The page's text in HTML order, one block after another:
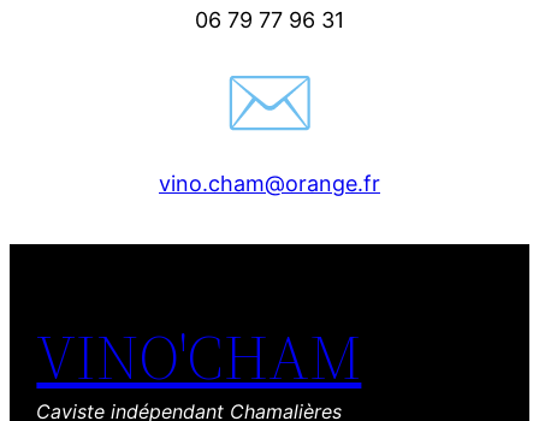
06 79 77 96 31
vino.cham@orange.fr
VINO'CHAM
Caviste indépendant Chamalières